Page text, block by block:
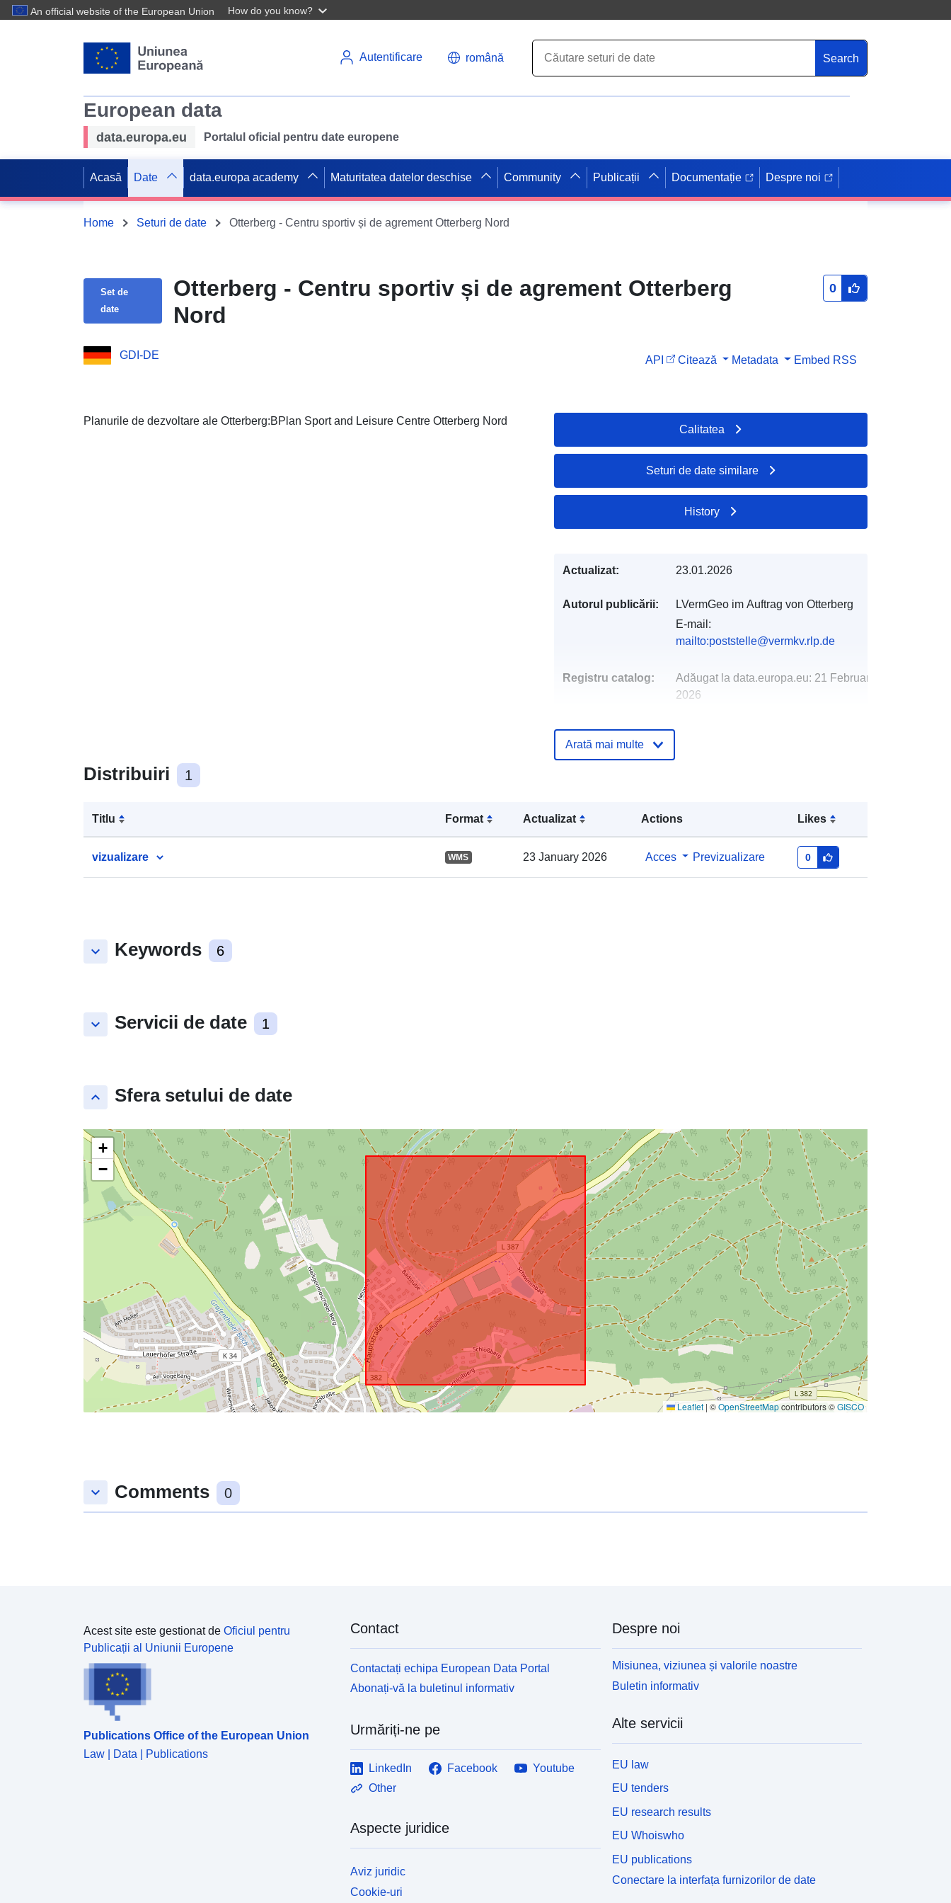
An official website of the European Union How do you know?
Autentificare română Search
European data
data.europa.eu Portalul oficial pentru date europene
Acasă Date data.europa academy Maturitatea datelor deschise Community Publicații Documentație Despre noi
Home Seturi de date Otterberg - Centru sportiv și de agrement Otterberg Nord
Set de
date
Otterberg - Centru sportiv și de agrement Otterberg
Nord
0
GDI-DE API Citează Metadata Embed RSS
Planurile de dezvoltare ale Otterberg:BPlan Sport and Leisure Centre Otterberg Nord
Distribuiri 1
Titlu Format Actualizat Actions Likes
vizualizare WMS 23 January 2026 Acces Previzualizare 0
keyboard_arrow_down Keywords 6
keyboard_arrow_down Servicii de date 1
keyboard_arrow_up Sfera setului de date
+
−
Leaflet | ©OpenStreetMapcontributors ©GISCO
Calitatea
Seturi de date similare
History
Actualizat: 23.01.2026
Autorul publicării:
LVermGeo im Auftrag von Otterberg
E-mail:
mailto:poststelle@vermkv.rlp.de
Registru catalog: Adăugat la data.europa.eu: 21 February
2026
Tip: Polygon
uriRef:
http://data.europa.eu/88u/dataset/63
Arată mai multe
keyboard_arrow_down Comments 0
Acest site este gestionat de Oficiul pentru
Publicații al Uniunii Europene
Publications Office of the European Union
Law | Data | Publications
Contact
Contactați echipa European Data Portal
Abonați-vă la buletinul informativ
Urmăriți-ne pe
LinkedIn Facebook
Youtube
Other
Aspecte juridice
Aviz juridic
Cookie-uri
Despre noi
Misiunea, viziunea și valorile noastre
Buletin informativ
Alte servicii
EU law
EU tenders
EU research results
EU Whoiswho
EU publications
Conectare la interfața furnizorilor de date